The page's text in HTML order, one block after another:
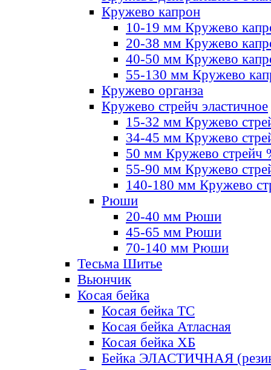
Кружево капрон
10-19 мм Кружево
20-38 мм Кружево
40-50 мм Кружево
55-130 мм Кружево
Кружево органза
Кружево стрейч эластичное
15-32 мм Кружево
34-45 мм Кружево
50 мм Кружево стрейч
55-90 мм Кружево
140-180 мм Кружево
Рюши
20-40 мм Рюши
45-65 мм Рюши
70-140 мм Рюши
Тесьма Шитье
Вьюнчик
Косая бейка
Косая бейка ТС
Косая бейка Атласная
Косая бейка ХБ
Бейка ЭЛАСТИЧНАЯ